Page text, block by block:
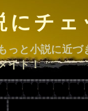
にチ
っと小説に近
イト！